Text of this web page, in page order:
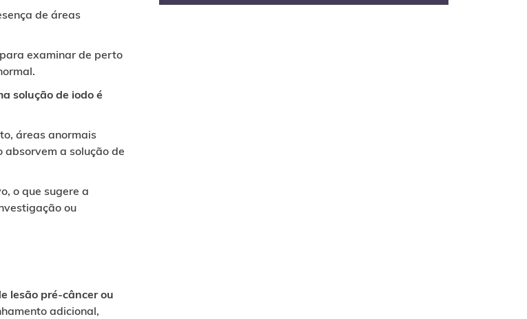
de áreas
examinar de perto
solução de iodo é
áreas anormais
absorvem a solução de
o que sugere a
ou
lesão pré-câncer ou
adicional,